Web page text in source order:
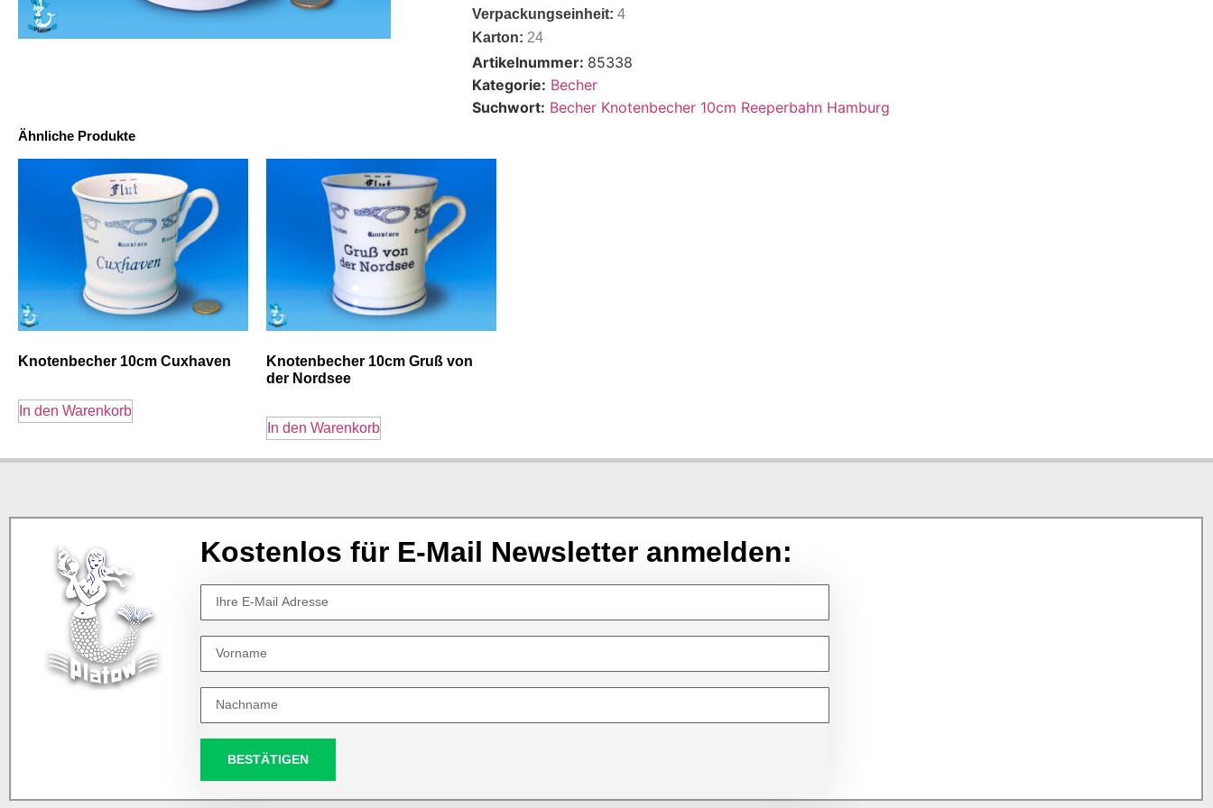
Verpackungseinheit:4
Karton: 24
Artikelnummer: 85338
Kategorie: Becher
Suchwort: Becher Knotenbecher 10cm Reeperbahn Hamburg
Ähnliche Produkte
Knotenbecher 10cm Cuxhaven
In den Warenkorb
Knotenbecher 10cm Gruß von
der Nordsee
In den Warenkorb
Kostenlos für E-Mail Newsletter anmelden:
BESTÄTIGEN